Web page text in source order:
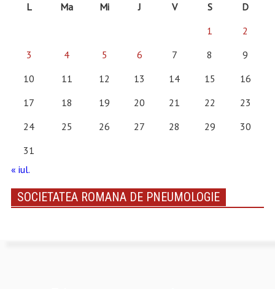
L
Ma Mi J V S
D
1
2
3
4 5 6 7 8
9
10
11 12 13 14 15
16
17
18 19 20 21 22
23
24
25 26 27 28 29
30
31
« iul.
SOCIETATEA ROMANA DE PNEUMOLOGIE